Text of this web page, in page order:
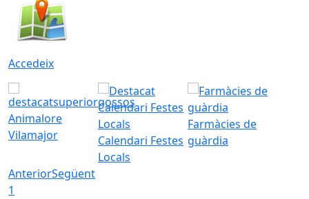
Accedeix
Animalore
Vilamajor
Calendari Festes
Locals
Farmàcies de
guàrdia
AnteriorSegüent
1